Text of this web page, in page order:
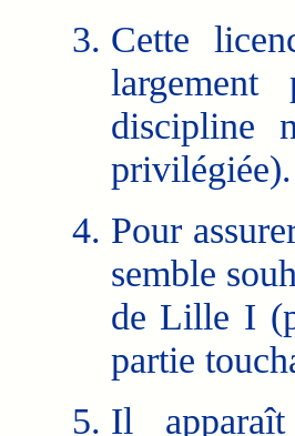
Cette
discipline
privilégiée).
Pour
semble
de Lille I
partie
Il